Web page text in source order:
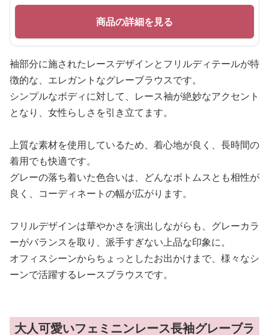
商品の詳細を見る
袖部分に施されたレースデザインとフリルディテールが特
徴的な、エレガントなグレーブラウスです。
シンプルなボディに対して、レース袖が絶妙なアクセント
となり、女性らしさを引き立てます。
上質な素材を使用しているため、着心地が良く、長時間の
着用でも快適です。
グレーの落ち着いた色合いは、どんなボトムスとも相性が
良く、コーディネートの幅が広がります。
フリルデザインは華やかさを演出しながらも、グレーカラ
ーがバランスを取り、派手すぎない上品な印象に。
オフィスシーンからちょっとしたお出かけまで、様々なシ
ーンで活躍するレースブラウスです。
大人可愛いフェミニンレース長袖グレーブラ